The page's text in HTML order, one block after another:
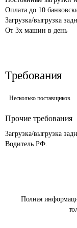
Полная
Оплата до 10
Загрузка/выгрузка
Требования
Несколько поставщиков
Прочие требования
Загрузка/выгрузка